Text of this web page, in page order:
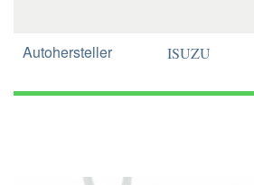
Autohersteller ISUZU